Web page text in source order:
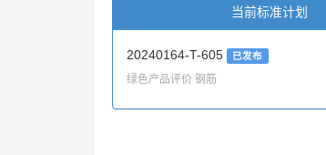
当前标准计划
20240164-T-605 已发布
绿色产品评价 钢筋